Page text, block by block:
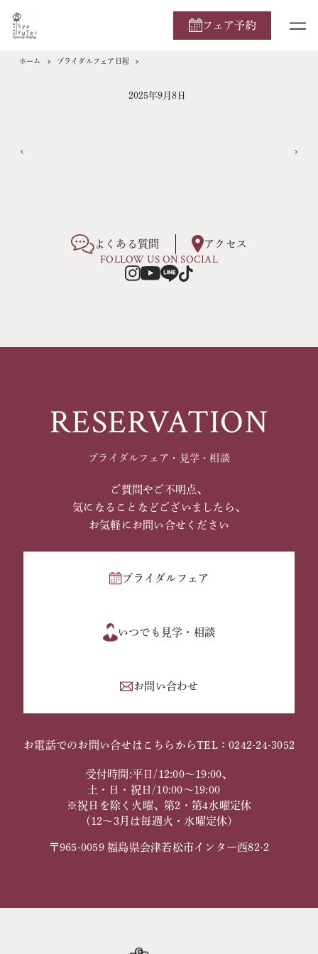
フェア予約
ホーム ブライダルフェア日程
2025年9月8日
よくある質問 アクセス
FOLLOW US ON SOCIAL
RESERVATION
ブライダルフェア・見学・相談
ご質問やご不明点、
気になることなどございましたら、
お気軽にお問い合せください
ブライダルフェア
いつでも見学・相談
お問い合わせ
お電話でのお問い合せはこちらからTEL：0242-24-3052
受付時間:平日/12:00～19:00、
土・日・祝日/10:00～19:00
※祝日を除く火曜、第2・第4水曜定休
（12～3月は毎週火・水曜定休）
〒965-0059 福島県会津若松市インター西82-2